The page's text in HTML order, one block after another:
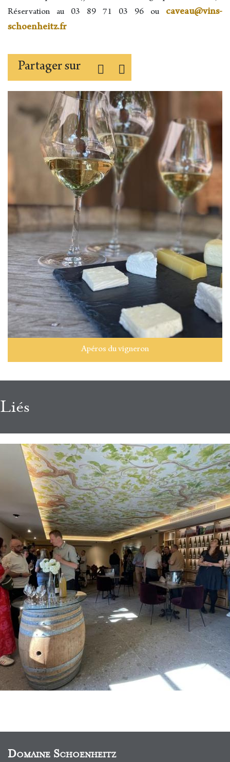
Réservation au 03 89 71 03 96 ou caveau@vins-
schoenheitz.fr
Partager sur
Apéros du vigneron
Liés
Accueil de groupes
Domaine Schoenheitz